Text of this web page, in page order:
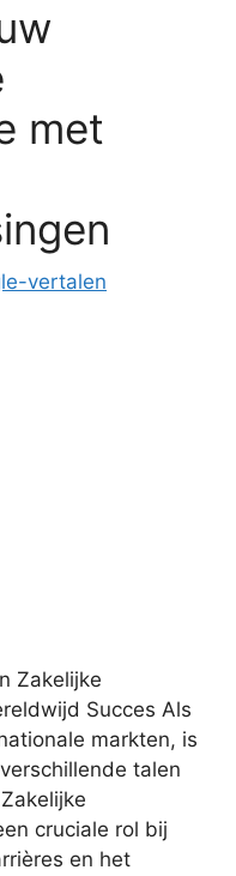
met
vertalen
Zakelijke
Succes Als
markten, is
talen
cruciale rol bij
en het